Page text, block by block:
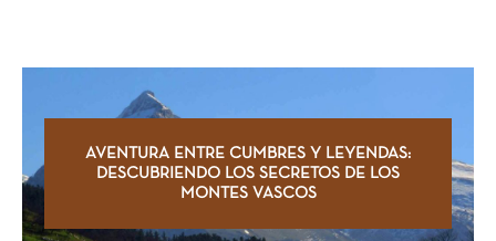
AVENTURA ENTRE CUMBRES Y LEYENDAS:
DESCUBRIENDO LOS SECRETOS DE LOS
MONTES VASCOS